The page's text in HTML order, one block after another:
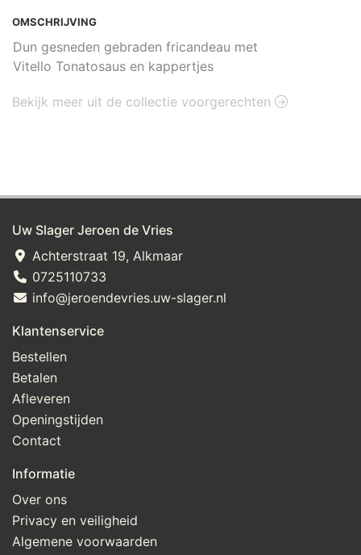
OMSCHRIJVING
Dun gesneden gebraden fricandeau met
Vitello Tonatosaus en kappertjes
Bekijk meer uit de collectie voorgerechten
Uw Slager Jeroen de Vries
Achterstraat 19, Alkmaar
0725110733
info@jeroendevries.uw-slager.nl
Klantenservice
Bestellen
Betalen
Afleveren
Openingstijden
Contact
Informatie
Over ons
Privacy en veiligheid
Algemene voorwaarden